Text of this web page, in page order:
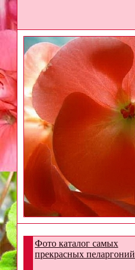
Фото каталог самых
прекрасных пеларгоний